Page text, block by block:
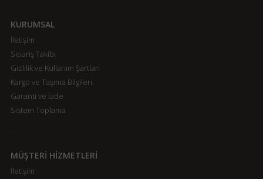
KURUMSAL
İletişim
Sipariş Takibi
Gizlilik ve Kullanım Şartları
Kargo ve Taşıma Bilgileri
Garanti ve İade
Sistem Toplama
MÜŞTERİ HİZMETLERİ
İletişim